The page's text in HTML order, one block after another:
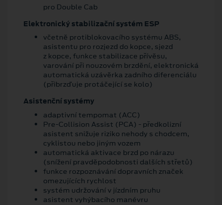
pro Double Cab
Elektronický stabilizační systém ESP
včetně protiblokovacího systému ABS,
asistentu pro rozjezd do kopce, sjezd
z kopce, funkce stabilizace přívěsu,
varování při nouzovém brzdění, elektronická
automatická uzávěrka zadního diferenciálu
(přibrzďuje protáčející se kolo)
Asistenční systémy
adaptivní tempomat (ACC)
Pre-Collision Assist (PCA) - předkolizní
asistent snižuje riziko nehody s chodcem,
cyklistou nebo jiným vozem
automatická aktivace brzd po nárazu
(snížení pravděpodobnosti dalších střetů)
funkce rozpoznávání dopravních značek
omezujících rychlost
systém udržování v jízdním pruhu
asistent vyhýbacího manévru